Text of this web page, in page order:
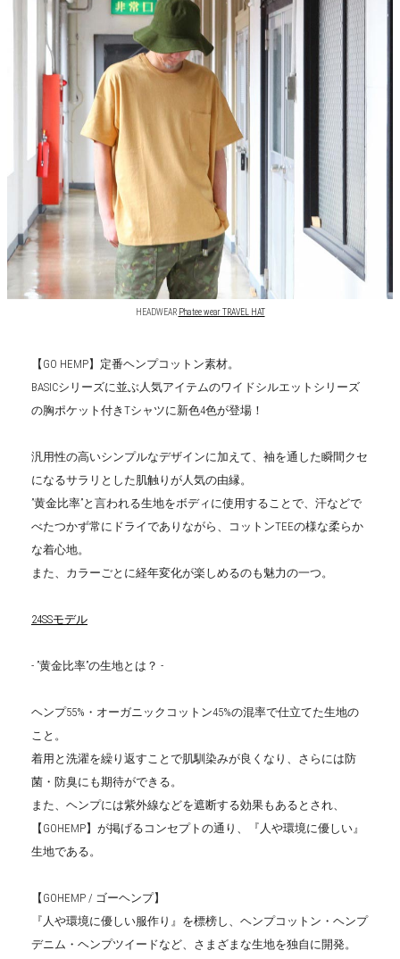
HEADWEAR Phatee wear TRAVEL HAT
【GO HEMP】定番ヘンプコットン素材。
BASICシリーズに並ぶ人気アイテムのワイドシルエットシリーズ
の胸ポケット付きTシャツに新色4色が登場！
汎用性の高いシンプルなデザインに加えて、袖を通した瞬間クセ
になるサラリとした肌触りが人気の由縁。
”黄金比率”と言われる生地をボディに使用することで、汗などで
べたつかず常にドライでありながら、コットンTEEの様な柔らか
な着心地。
また、カラーごとに経年変化が楽しめるのも魅力の一つ。
24SSモデル
- ”黄金比率”の生地とは？ -
ヘンプ55%・オーガニックコットン45%の混率で仕立てた生地の
こと。
着用と洗濯を繰り返すことで肌馴染みが良くなり、さらには防
菌・防臭にも期待ができる。
また、ヘンプには紫外線などを遮断する効果もあるとされ、
【GOHEMP】が掲げるコンセプトの通り、『人や環境に優しい』
生地である。
【GOHEMP / ゴーヘンプ】
『人や環境に優しい服作り』を標榜し、ヘンプコットン・ヘンプ
デニム・ヘンプツイードなど、さまざまな生地を独自に開発。